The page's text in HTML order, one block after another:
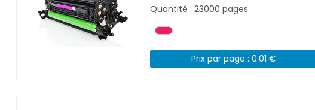
Quantité : 23000 pages
Prix par page : 0.01 €